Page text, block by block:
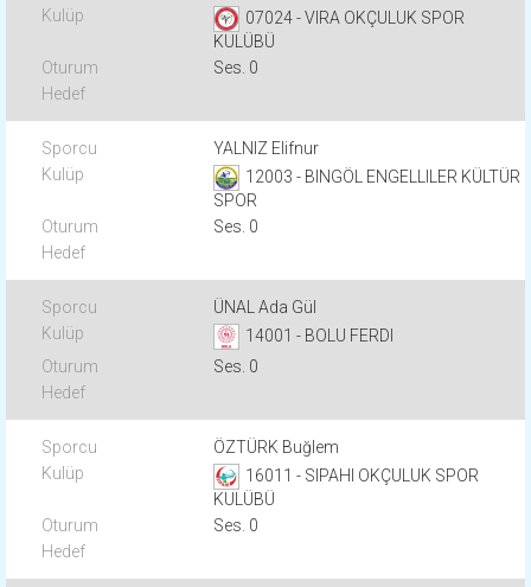
07024 - VIRA OKÇULUK SPOR
KULÜBÜ
Ses. 0
YALNIZ Elifnur
12003 - BINGÖL ENGELLILER KÜLTÜR
SPOR
Ses. 0
ÜNAL Ada Gül
14001 - BOLU FERDI
Ses. 0
ÖZTÜRK Buğlem
16011 - SIPAHI OKÇULUK SPOR
KULÜBÜ
Ses. 0